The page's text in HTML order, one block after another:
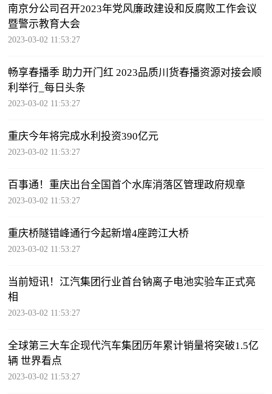
南京分公司召开2023年党风廉政建设和反腐败工作会议
暨警示教育大会
2023-03-02 11:53:27
畅享春播季 助力开门红 2023品质川货春播资源对接会顺
利举行_每日头条
2023-03-02 11:53:27
重庆今年将完成水利投资390亿元
2023-03-02 11:53:27
百事通！重庆出台全国首个水库消落区管理政府规章
2023-03-02 11:53:27
重庆桥隧错峰通行今起新增4座跨江大桥
2023-03-02 11:53:27
当前短讯！江汽集团行业首台钠离子电池实验车正式亮
相
2023-03-02 11:53:27
全球第三大车企现代汽车集团历年累计销量将突破1.5亿
辆 世界看点
2023-03-02 11:53:27